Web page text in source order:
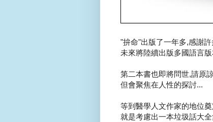
"拚命"出版了一年多,感謝
未來將陸續出版多國語言
第二本書也即將問世,請原
但會聚焦在人性的探討...
等到醫學人文作家的地位
就是考慮出一本垃圾話大